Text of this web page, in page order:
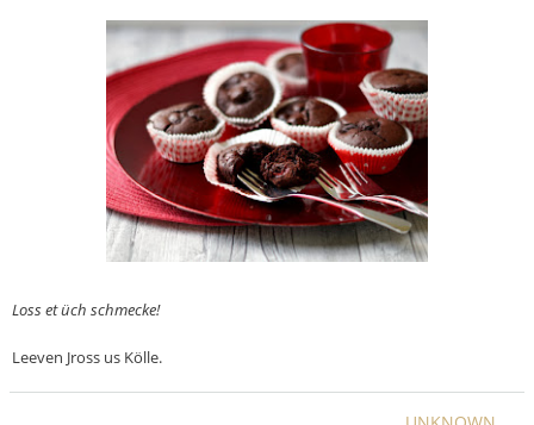
Loss etüch schmecke!
Leeven Jross us Kölle.